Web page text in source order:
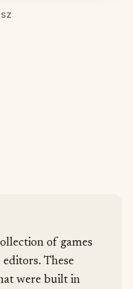
of games
These
were built in